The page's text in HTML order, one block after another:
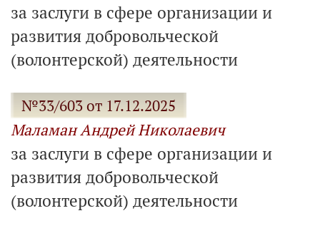
за заслуги в сфере организации и
развития добровольческой
(волонтерской) деятельности
№33/603 от 17.12.2025
Маламан Андрей Николаевич
за заслуги в сфере организации и
развития добровольческой
(волонтерской) деятельности